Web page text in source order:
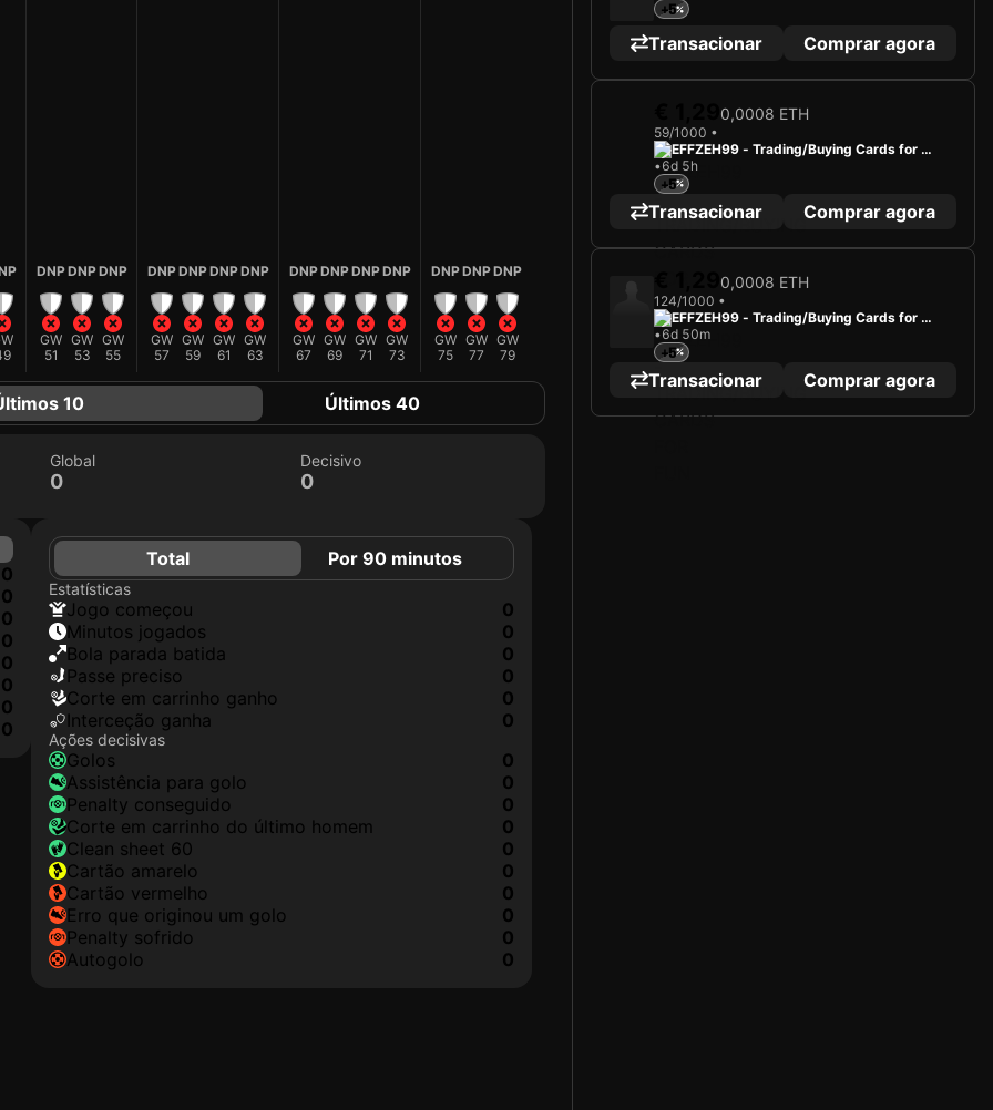
DNP
GW
51
DNP
GW
53
DNP
GW
55
DNP
GW
57
DNP
GW
59
DNP
GW
61
DNP
GW
63
DNP
GW
67
DNP
GW
69
DNP
GW
71
DNP
GW
73
DNP
GW
75
DNP
GW
77
DNP
GW
79
10 Últimos 40
Global
0
Decisivo
0
0
0
0
0
0
0
0
Total Por 90 minutos
Estatísticas
jogo começou
0
minutos jogados
0
Bola parada batida
0
passe preciso
0
corte em carrinho ganho
0
interceção ganha
0
Ações decisivas
golos
0
assistência para golo
0
penalty conseguido
0
corte em carrinho do último homem
0
clean sheet 60
0
cartão amarelo
0
cartão vermelho
0
erro que originou um golo
0
penalty sofrido
0
autogolo
0
+5
Transacionar Comprar agora
SC Preußen 06 Münster
SIMON SCHERDER
Limited 59/1000
A carregar cartão...
0,0008 ETH
59/1000 •
EFFZEH99 - Trading/Buying Cards for Fu
n
•6d 5h
+5
Transacionar Comprar agora
0,0008 ETH
124/1000 •
EFFZEH99 - Trading/Buying Cards for Fu
n
•6d 50m
+5
Transacionar Comprar agora